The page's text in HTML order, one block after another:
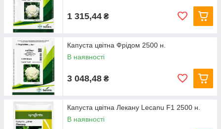
1 315,44 ₴
Капуста цвітна Фрідом 2500 н.
В наявності
3 048,48 ₴
Капуста цвітна Лекану Lecanu F1 2500 н.
В наявності